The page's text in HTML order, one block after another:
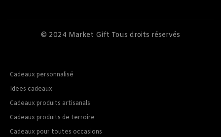
© 2024 Market Gift Tous droits réservés
Cadeaux personnalisé
Idees cadeaux
Cadeaux produits artisanals
Cadeaux produits de terroire
Cadeaux pour toutes occasions